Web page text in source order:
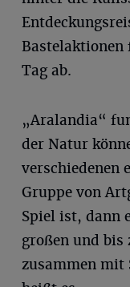
Bastelaktionen
Tag ab.
„Aralandia“
der Natur
verschiedenen
Gruppe von
Spiel ist, dann
großen und
zusammen mit